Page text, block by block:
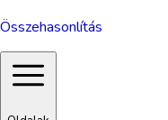
Összehasonlítás